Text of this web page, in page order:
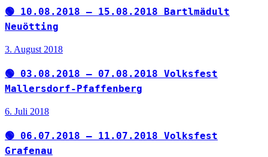
🟢 10.08.2018 – 15.08.2018 Bartlmädult
Neuötting
3. August 2018
🟢 03.08.2018 – 07.08.2018 Volksfest
Mallersdorf-Pfaffenberg
6. Juli 2018
🟢 06.07.2018 – 11.07.2018 Volksfest
Grafenau